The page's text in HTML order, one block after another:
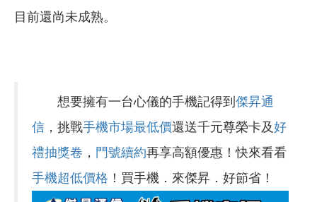
目前還尚未成熟。
想要擁有一台心儀的手機記得到 傑昇通
信 ，挑戰手機市場最低價還送千元尊榮卡及好
禮抽獎卷 ， 門號續約再享高額優惠！快來看看
手機超低價格 ！買手機．來傑昇．好節省！